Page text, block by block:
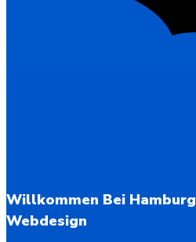
Willkommen Bei Hamburg
Webdesign